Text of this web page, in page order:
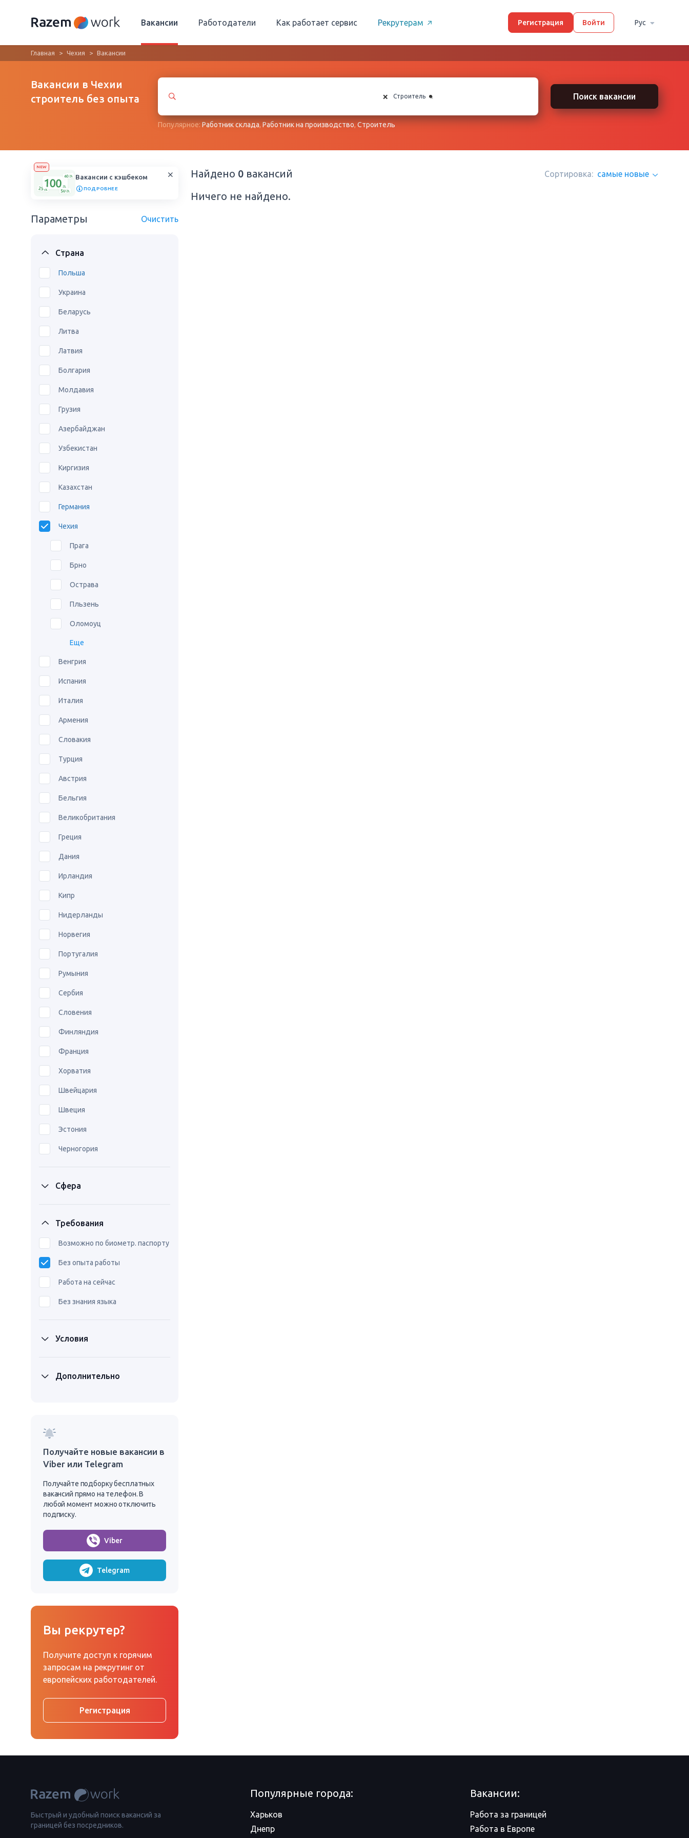
Вакансии Работодатели Как работает сервис Рекрутерам Регистрация Войти Рус
Главная Чехия Вакансии
Вакансии в Чехии
строитель без опыта
× ×
Строитель Поиск вакансии
Популярное:Работник склада,Работник на производство,Строитель
NEW
Вакансии с кэшбеком
ПОДРОБНЕЕ
Параметры Очистить
Страна
Польша
Украина
Беларусь
Литва
Латвия
Болгария
Молдавия
Грузия
Азербайджан
Узбекистан
Киргизия
Казахстан
Германия
Чехия
Прага
Брно
Острава
Пльзень
Оломоуц
Еще
Венгрия
Испания
Италия
Армения
Словакия
Турция
Австрия
Бельгия
Великобритания
Греция
Дания
Ирландия
Кипр
Нидерланды
Норвегия
Португалия
Румыния
Сербия
Словения
Финляндия
Франция
Хорватия
Швейцария
Швеция
Эстония
Черногория
Сфера
Требования
Возможно по биометр. паспорту
Без опыта работы
Работа на сейчас
Без знания языка
Условия
Дополнительно
Получайте новые вакансии в
Viber или Telegram
Получайте подборку бесплатных
вакансий прямо на телефон. В
любой момент можно отключить
подписку.
Viber
Telegram
Вы рекрутер?
Получите доступ к горячим
запросам на рекрутинг от
европейских работодателей.
Регистрация
Найдено 0 вакансий Сортировка: самые новые
Ничего не найдено.
Быстрый и удобный поиск вакансий за
границей без посредников.
Популярные города:
Харьков
Днепр
Вакансии:
Работа за границей
Работа в Европе